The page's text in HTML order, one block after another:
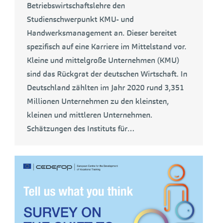
Betriebswirtschaftslehre den
Studienschwerpunkt KMU- und
Handwerksmanagement an. Dieser bereitet
spezifisch auf eine Karriere im Mittelstand vor.
Kleine und mittelgroße Unternehmen (KMU)
sind das Rückgrat der deutschen Wirtschaft. In
Deutschland zählten im Jahr 2020 rund 3,351
Millionen Unternehmen zu den kleinsten,
kleinen und mittleren Unternehmen.
Schätzungen des Instituts für…